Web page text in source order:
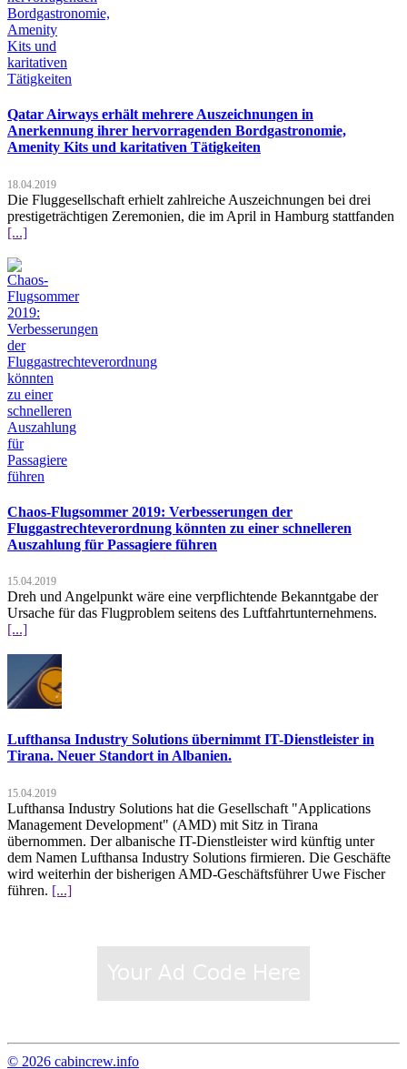
Qatar Airways erhält mehrere Auszeichnungen in
Anerkennung ihrer hervorragenden Bordgastronomie,
Amenity Kits und karitativen Tätigkeiten
18.04.2019
Die Fluggesellschaft erhielt zahlreiche Auszeichnungen bei drei
prestigeträchtigen Zeremonien, die im April in Hamburg stattfanden
[...]
Chaos-Flugsommer 2019: Verbesserungen der
Fluggastrechteverordnung könnten zu einer schnelleren
Auszahlung für Passagiere führen
15.04.2019
Dreh und Angelpunkt wäre eine verpflichtende Bekanntgabe der
Ursache für das Flugproblem seitens des Luftfahrtunternehmens.
[...]
Lufthansa Industry Solutions übernimmt IT-Dienstleister in
Tirana. Neuer Standort in Albanien.
15.04.2019
Lufthansa Industry Solutions hat die Gesellschaft "Applications
Management Development" (AMD) mit Sitz in Tirana
übernommen. Der albanische IT-Dienstleister wird künftig unter
dem Namen Lufthansa Industry Solutions firmieren. Die Geschäfte
wird weiterhin der bisherigen AMD-Geschäftsführer Uwe Fischer
führen. [...]
© 2026 cabincrew.info